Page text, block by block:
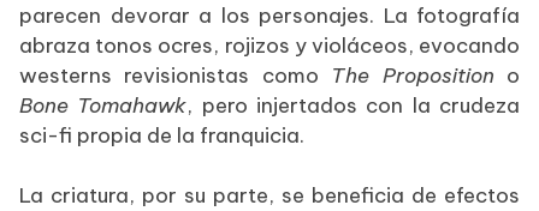
parecen devorar a los personajes. La fotografía
abraza tonos ocres, rojizos y violáceos, evocando
westerns revisionistas como The Proposition o
Bone Tomahawk, pero injertados con la crudeza
sci-fi propia de la franquicia.
La criatura, por su parte, se beneficia de efectos